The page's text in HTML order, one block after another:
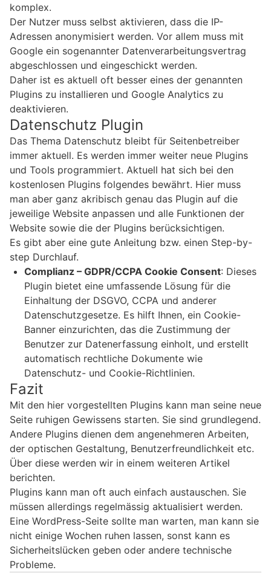
komplex.
Der Nutzer muss selbst aktivieren, dass die IP-
Adressen anonymisiert werden. Vor allem muss mit
Google ein sogenannter Datenverarbeitungsvertrag
abgeschlossen und eingeschickt werden.
Daher ist es aktuell oft besser eines der genannten
Plugins zu installieren und Google Analytics zu
deaktivieren.
Datenschutz Plugin
Das Thema Datenschutz bleibt für Seitenbetreiber
immer aktuell. Es werden immer weiter neue Plugins
und Tools programmiert. Aktuell hat sich bei den
kostenlosen Plugins folgendes bewährt. Hier muss
man aber ganz akribisch genau das Plugin auf die
jeweilige Website anpassen und alle Funktionen der
Website sowie die der Plugins berücksichtigen.
Es gibt aber eine gute Anleitung bzw. einen Step-by-
step Durchlauf.
Complianz – GDPR/CCPA Cookie Consent: Dieses
Plugin bietet eine umfassende Lösung für die
Einhaltung der DSGVO, CCPA und anderer
Datenschutzgesetze. Es hilft Ihnen, ein Cookie-
Banner einzurichten, das die Zustimmung der
Benutzer zur Datenerfassung einholt, und erstellt
automatisch rechtliche Dokumente wie
Datenschutz- und Cookie-Richtlinien.
Fazit
Mit den hier vorgestellten Plugins kann man seine neue
Seite ruhigen Gewissens starten. Sie sind grundlegend.
Andere Plugins dienen dem angenehmeren Arbeiten,
der optischen Gestaltung, Benutzerfreundlichkeit etc.
Über diese werden wir in einem weiteren Artikel
berichten.
Plugins kann man oft auch einfach austauschen. Sie
müssen allerdings regelmässig aktualisiert werden.
Eine WordPress-Seite sollte man warten, man kann sie
nicht einige Wochen ruhen lassen, sonst kann es
Sicherheitslücken geben oder andere technische
Probleme.